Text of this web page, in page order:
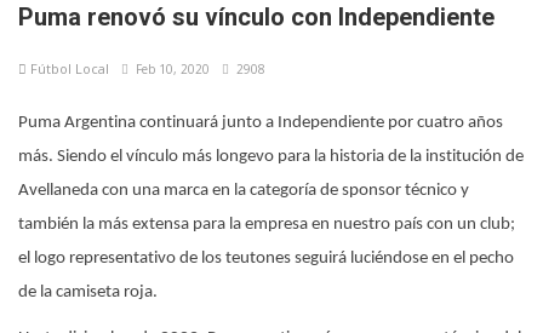
Puma renovó su vínculo con Independiente
Fútbol Local Feb 10, 2020 2908
Puma Argentina continuará junto a Independiente por cuatro años
más. Siendo el vínculo más longevo para la historia de la institución de
Avellaneda con una marca en la categoría de sponsor técnico y
también la más extensa para la empresa en nuestro país con un club;
el logo representativo de los teutones seguirá luciéndose en el pecho
de la camiseta roja.